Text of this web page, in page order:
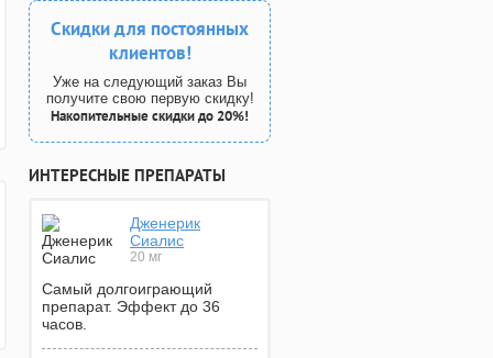
Скидки для постоянных
клиентов!
Уже на следующий заказ Вы
получите свою первую скидку!
Накопительные скидки до 20%!
ИНТЕРЕСНЫЕ ПРЕПАРАТЫ
Дженерик
Сиалис
20 мг
Самый долгоиграющий
препарат. Эффект до 36
часов.